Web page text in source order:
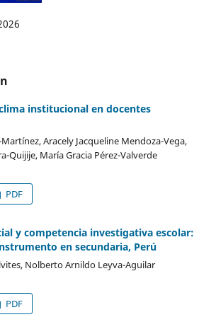
institucional en docentes
Aracely Jacqueline Mendoza-Vega,
Quijije, María Gracia Pérez-Valverde
PDF
y competencia investigativa escolar:
en secundaria, Perú
Nolberto Arnildo Leyva-Aguilar
PDF